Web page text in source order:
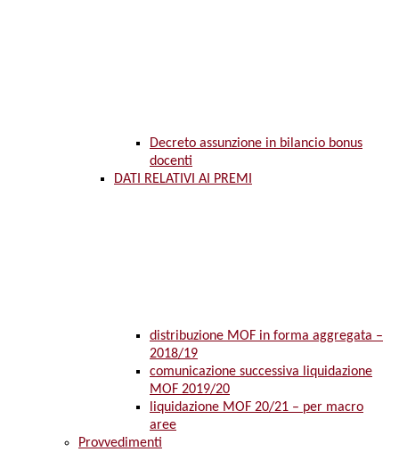
Decreto assunzione in bilancio bonus
docenti
DATI RELATIVI AI PREMI
distribuzione MOF in forma aggregata –
2018/19
comunicazione successiva liquidazione
MOF 2019/20
liquidazione MOF 20/21 – per macro
aree
Provvedimenti